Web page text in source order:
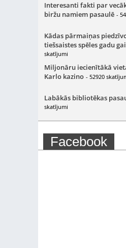
Interesanti fakti par
biržu namiem pasaulē -
Kādas pārmaiņas
tiešsaistes spēles gadu
skatījumi
Miljonāru iecienītākā
Karlo kazino - 52920
Labākās bibliotēkas
skatījumi
Facebook